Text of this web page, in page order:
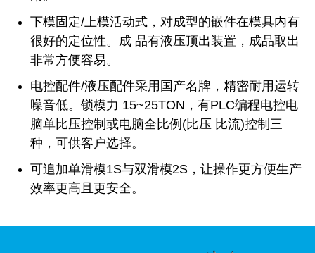
下模固定/上模活动式，对成型的嵌件在模具内有
很好的定位性。成 品有液压顶出装置，成品取出
非常方便容易。
电控配件/液压配件采用国产名牌，精密耐用运转
噪音低。锁模力 15~25TON，有PLC编程电控电
脑单比压控制或电脑全比例(比压 比流)控制三
种，可供客户选择。
可追加单滑模1S与双滑模2S，让操作更方便生产
效率更高且更安全。